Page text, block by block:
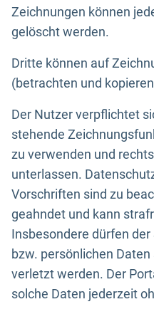
Zeichnungen können
gelöscht werden.
Dritte können auf
(betrachten und
Der Nutzer verpflichtet
stehende
zu verwenden und
unterlassen.
Vorschriften sind zu
geahndet und kann
Insbesondere dürfen
bzw. persönlichen
verletzt werden. Der
solche Daten jederzeit